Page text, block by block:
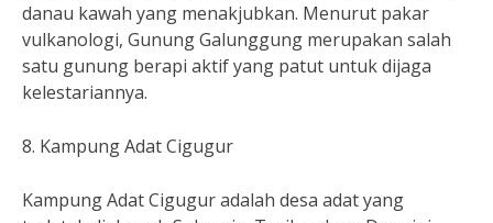
danau kawah yang menakjubkan. Menurut pakar
vulkanologi, Gunung Galunggung merupakan salah
satu gunung berapi aktif yang patut untuk dijaga
kelestariannya.
8. Kampung Adat Cigugur
Kampung Adat Cigugur adalah desa adat yang